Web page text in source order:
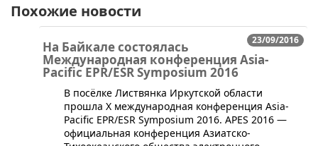
Похожие новости
23/09/2016
На Байкале состоялась
Международная конференция Asia-
Pacific EPR/ESR Symposium 2016
​В посёлке Листвянка Иркутской области
прошла X международная конференция Asia-
Pacific EPR/ESR Symposium 2016. APES 2016 —
официальная конференция Азиатско-